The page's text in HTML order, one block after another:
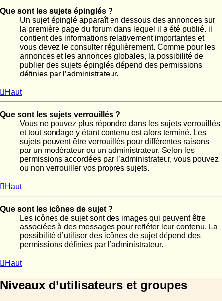
Que sont les sujets épinglés ?
Un sujet épinglé apparaît en dessous des annonces sur
la première page du forum dans lequel il a été publié. il
contient des informations relativement importantes et
vous devez le consulter régulièrement. Comme pour les
annonces et les annonces globales, la possibilité de
publier des sujets épinglés dépend des permissions
définies par l’administrateur.
Haut
Que sont les sujets verrouillés ?
Vous ne pouvez plus répondre dans les sujets verrouillés
et tout sondage y étant contenu est alors terminé. Les
sujets peuvent être verrouillés pour différentes raisons
par un modérateur ou un administrateur. Selon les
permissions accordées par l’administrateur, vous pouvez
ou non verrouiller vos propres sujets.
Haut
Que sont les icônes de sujet ?
Les icônes de sujet sont des images qui peuvent être
associées à des messages pour refléter leur contenu. La
possibilité d’utiliser des icônes de sujet dépend des
permissions définies par l’administrateur.
Haut
Niveaux d’utilisateurs et groupes